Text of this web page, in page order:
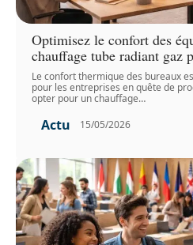
Optimisez le confort des
chauffage tube radiant gaz
Le confort thermique des bureaux
pour les entreprises en quête de
opter pour un chauffage…
Actu 15/05/2026